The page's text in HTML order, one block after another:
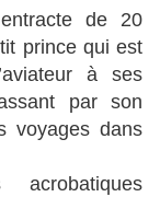
de 20
prince qui est
à ses
par son
voyages dans